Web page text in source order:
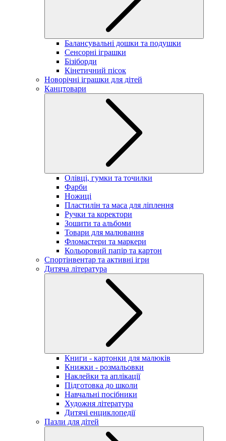
Балансувальні дошки та подушки
Сенсорні іграшки
Бізіборди
Кінетичний пісок
Новорічні іграшки для дітей
Канцтовари
Олівці, гумки та точилки
Фарби
Ножиці
Пластилін та маса для ліплення
Ручки та коректори
Зошити та альбоми
Товари для малювання
Фломастери та маркери
Кольоровий папір та картон
Спортінвентар та активні ігри
Дитяча література
Книги - картонки для малюків
Книжки - розмальовки
Наклейки та аплікації
Підготовка до школи
Навчальні посібники
Художня література
Дитячі енциклопедії
Пазли для дітей